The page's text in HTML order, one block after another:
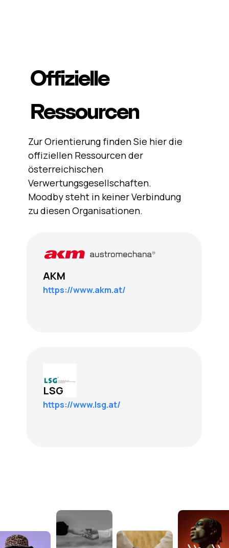
Offizielle
Ressourcen
Zur Orientierung finden Sie hier die
offiziellen Ressourcen der
österreichischen
Verwertungsgesellschaften.
Moodby steht in keiner Verbindung
zu diesen Organisationen.
AKM
https://www.akm.at/
LSG
https://www.lsg.at/